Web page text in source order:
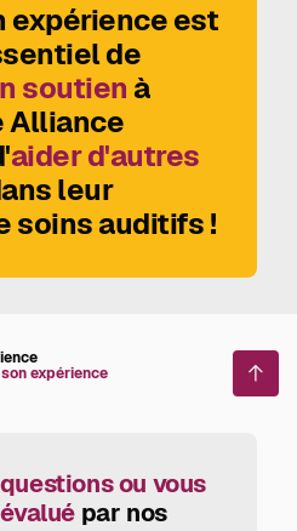
expérience est
de
soutien à
Alliance
aider d'autres
leur
soins auditifs !
expérience
en
ou vous
par nos